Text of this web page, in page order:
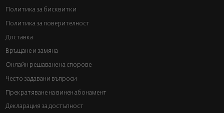
Политика за бисквитки
Политика за поверителност
Доставка
Връщане и замяна
Онлайн решаване на спорове
Често задавани въпроси
Прекратяване на винен абонамент
Декларация за достъпност